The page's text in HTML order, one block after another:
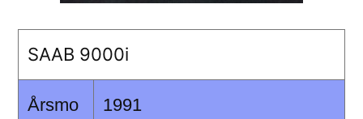
SAAB 9000i
Årsmo
1991